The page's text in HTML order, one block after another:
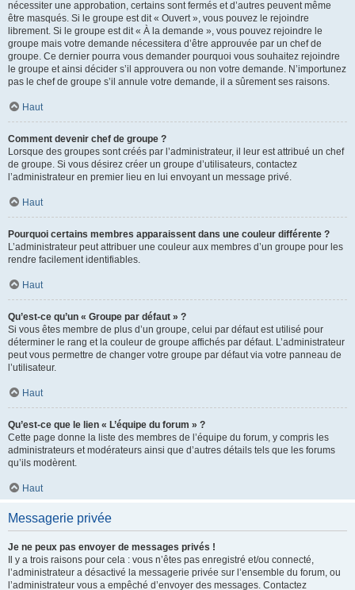
nécessiter une approbation, certains sont fermés et d’autres peuvent même
être masqués. Si le groupe est dit « Ouvert », vous pouvez le rejoindre
librement. Si le groupe est dit « À la demande », vous pouvez rejoindre le
groupe mais votre demande nécessitera d’être approuvée par un chef de
groupe. Ce dernier pourra vous demander pourquoi vous souhaitez rejoindre
le groupe et ainsi décider s’il approuvera ou non votre demande. N’importunez
pas le chef de groupe s’il annule votre demande, il a sûrement ses raisons.
Haut
Comment devenir chef de groupe ?
Lorsque des groupes sont créés par l’administrateur, il leur est attribué un chef
de groupe. Si vous désirez créer un groupe d’utilisateurs, contactez
l’administrateur en premier lieu en lui envoyant un message privé.
Haut
Pourquoi certains membres apparaissent dans une couleur différente ?
L’administrateur peut attribuer une couleur aux membres d’un groupe pour les
rendre facilement identifiables.
Haut
Qu’est-ce qu’un « Groupe par défaut » ?
Si vous êtes membre de plus d’un groupe, celui par défaut est utilisé pour
déterminer le rang et la couleur de groupe affichés par défaut. L’administrateur
peut vous permettre de changer votre groupe par défaut via votre panneau de
l’utilisateur.
Haut
Qu’est-ce que le lien « L’équipe du forum » ?
Cette page donne la liste des membres de l’équipe du forum, y compris les
administrateurs et modérateurs ainsi que d’autres détails tels que les forums
qu’ils modèrent.
Haut
Messagerie privée
Je ne peux pas envoyer de messages privés !
Il y a trois raisons pour cela : vous n’êtes pas enregistré et/ou connecté,
l’administrateur a désactivé la messagerie privée sur l’ensemble du forum, ou
l’administrateur vous a empêché d’envoyer des messages. Contactez